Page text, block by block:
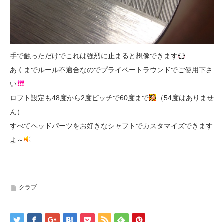
手で触っただけでこれは強烈に止まると想像できます
あくまでルール不適合なのでプライベートラウンドでご使用下さ
い
ロフト設定も48度から2度ピッチで60度まで
（54度はありませ
ん）
すべてヘッドパーツをお好きなシャフトでカスタマイズできます
よ～
クラブ